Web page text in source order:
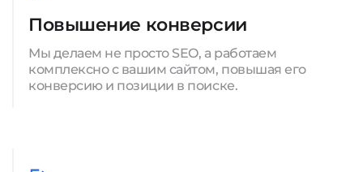
Повышение конверсии
Мы делаем не просто SEO, а работаем
комплексно с вашим сайтом, повышая его
конверсию и позиции в поиске.